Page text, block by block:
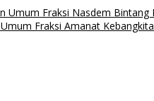
Umum Fraksi Nasdem
Fraksi Amanat